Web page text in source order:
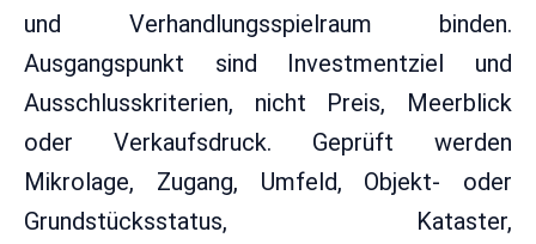
und Verhandlungsspielraum binden.
Ausgangspunkt sind Investmentziel und
Ausschlusskriterien, nicht Preis, Meerblick
oder Verkaufsdruck. Geprüft werden
Mikrolage, Zugang, Umfeld, Objekt- oder
Grundstücksstatus, Kataster,